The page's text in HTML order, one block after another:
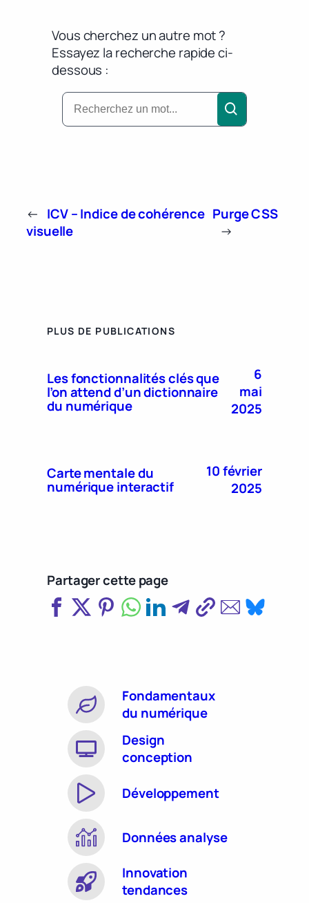
Vous cherchez un autre mot ?
Essayez la recherche rapide ci-
dessous :
← ICV – Indice de cohérence
visuelle
Purge CSS
→
PLUS DE PUBLICATIONS
Les fonctionnalités clés que
l’on attend d’un dictionnaire
du numérique
6
mai
2025
Carte mentale du
numérique interactif
10 février
2025
Partager cette page
Fondamentaux
du numérique
Design
conception
Développement
Données analyse
Innovation
tendances